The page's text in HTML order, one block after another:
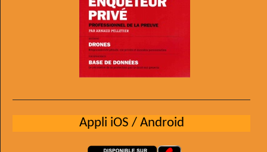
Appli iOS / Android